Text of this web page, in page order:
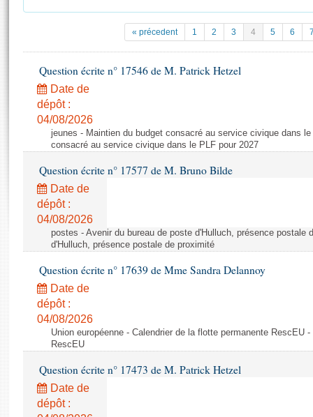
Projets de loi
Propositions de loi
Amendements
Textes adoptés
Rapports législatifs
Rapports sur l'application des lois
Baromètre de l’application des lois
Dossiers législatifs
Budget et sécurité sociale
Questions écrites et orales
Comptes rendus des débats
Documents de référence
( Constitution | Règlement de l'Assemblée ... )
Histoire
Juniors
Anciennes législatures
Contacts et plan d'accès
Photos libres de droit
« précedent 1 2 3 4 5 6
Question écrite n° 17546 de M. Patrick Hetzel
Date de
dépôt :
04/08/2026
jeunes - Maintien du budget consacré au service civique dans
consacré au service civique dans le PLF pour 2027
Question écrite n° 17577 de M. Bruno Bilde
Date de
dépôt :
04/08/2026
postes - Avenir du bureau de poste d'Hulluch, présence postale
d'Hulluch, présence postale de proximité
Question écrite n° 17639 de Mme Sandra Delannoy
Date de
dépôt :
04/08/2026
Union européenne - Calendrier de la flotte permanente RescEU
RescEU
Question écrite n° 17473 de M. Patrick Hetzel
Date de
dépôt :